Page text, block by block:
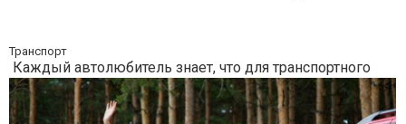
Транспорт
Каждый автолюбитель знает, что для транспортного